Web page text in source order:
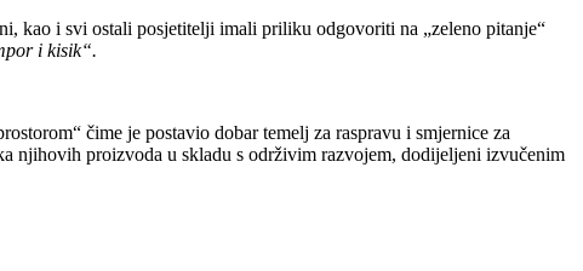
kao i svi ostali posjetitelji imali priliku odgovoriti na „zeleno pitanje“
i kisik“.
čime je postavio dobar temelj za raspravu i smjernice za
njihovih proizvoda u skladu s održivim razvojem, dodijeljeni izvučenim